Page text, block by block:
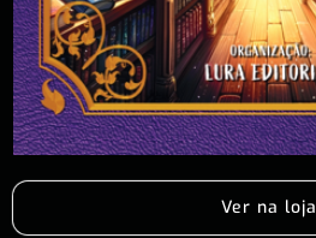
Ver na loja